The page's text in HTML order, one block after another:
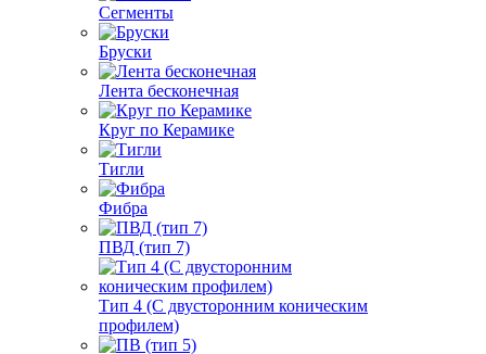
Сегменты
Бруски
Лента бесконечная
Круг по Керамике
Тигли
Фибра
ПВД (тип 7)
Тип 4 (С двусторонним коническим
профилем)